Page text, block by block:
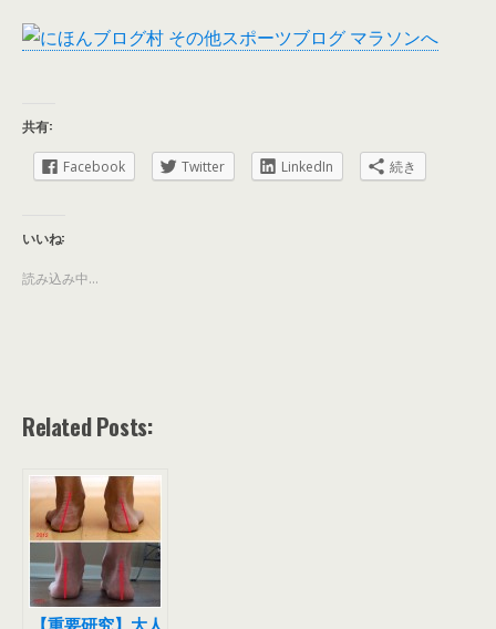
共有:
Facebook Twitter LinkedIn 続き
いいね:
読み込み中...
Related Posts: